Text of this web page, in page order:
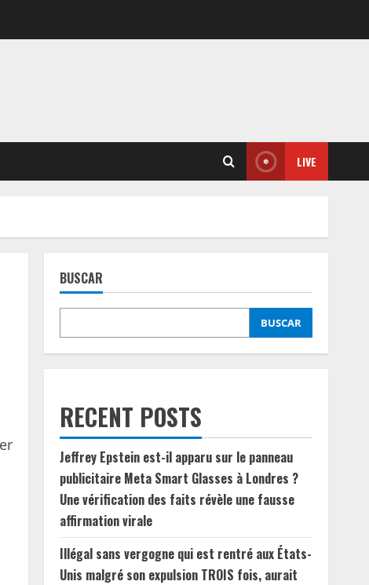
LIVE
BUSCAR
BUSCAR
RECENT POSTS
Jeffrey Epstein est-il apparu sur le panneau
publicitaire Meta Smart Glasses à Londres ?
Une vérification des faits révèle une fausse
affirmation virale
Illégal sans vergogne qui est rentré aux États-
Unis malgré son expulsion TROIS fois, aurait